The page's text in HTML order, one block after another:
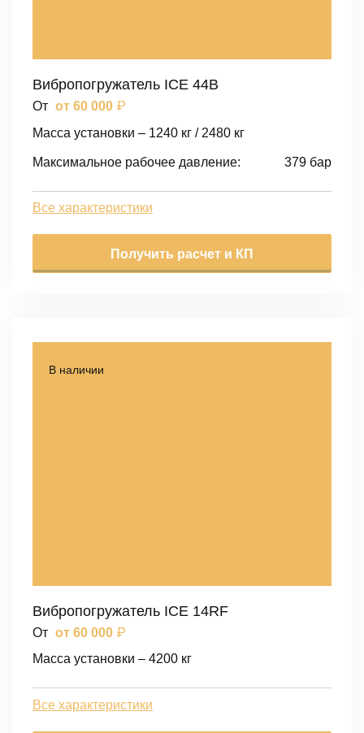
Вибропогружатель ICE 44B
От от 60 000 ₽
Масса установки – 1240 кг / 2480 кг
Максимальное рабочее давление: 379 бар
Все характеристики
Получить расчет и КП
В наличии
Вибропогружатель ICE 14RF
От от 60 000 ₽
Масса установки – 4200 кг
Все характеристики